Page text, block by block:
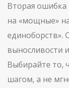
Вторая ошибка
на «мощные»
единоборств».
выносливости
Выбирайте то,
шагом, а не